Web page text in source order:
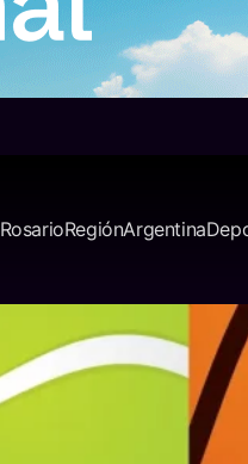
RosarioRegiónArgentina